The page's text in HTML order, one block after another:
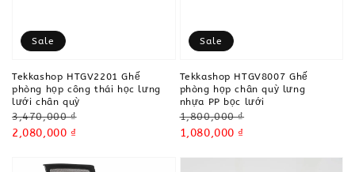
Sale
Tekkashop HTGV2201 Ghế
phòng họp công thái học lưng
lưới chân quỳ
Regular
price
3,470,000 ₫
Sale
2,080,000 ₫
Sale
Tekkashop HTGV8007 Ghế
phòng họp chân quỳ lưng
nhựa PP bọc lưới
Regular
price
1,800,000 ₫
Sale
1,080,000 ₫